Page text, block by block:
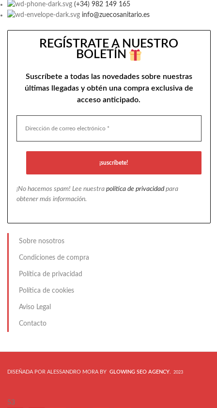
(+34) 982 149 165
info@zuecosanitario.es
REGÍSTRATE A NUESTRO
BOLETÍN
Suscríbete a todas las novedades sobre nuestras
últimas llegadas y obtén una compra exclusiva de
acceso anticipado.
¡No hacemos spam! Lee nuestra política de privacidad para
obtener más información.
Sobre nosotros
Condiciones de compra
Política de privacidad
Política de cookies
Aviso Legal
Contacto
DISEÑADA POR ALESSANDRO MORA BY GLOWING SEO AGENCY. 2023
53